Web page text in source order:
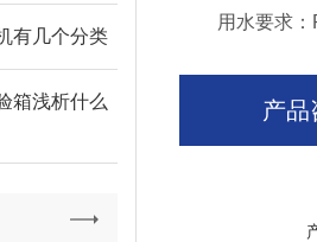
有几个分类
箱浅析什么
用水要求：
产品